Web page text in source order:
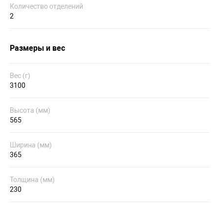
Количество отделений
2
Размеры и вес
Вес (г)
3100
Высота (мм)
565
Ширина (мм)
365
Толщина (мм)
230